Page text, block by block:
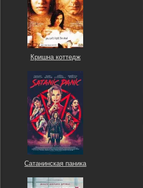
Кришна коттедж
Сатанинская паника